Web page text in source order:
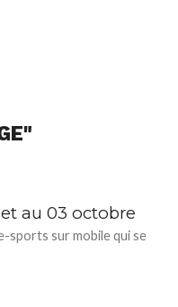
au 03 octobre
sports sur mobile qui se